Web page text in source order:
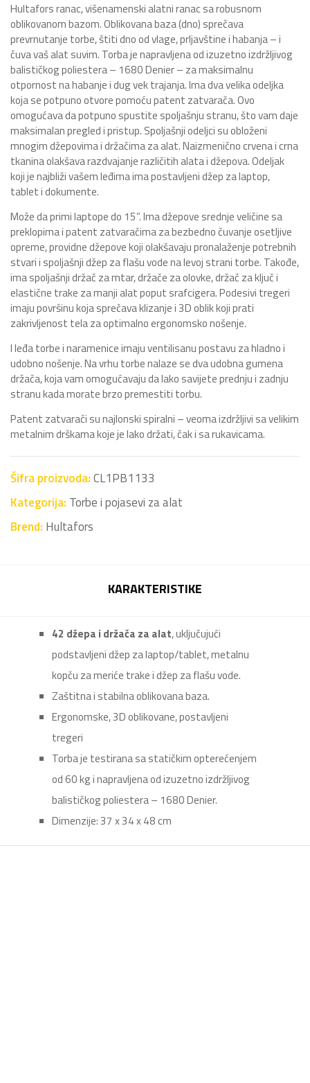
Hultafors ranac, višenamenski alatni ranac sa robusnom
oblikovanom bazom. Oblikovana baza (dno) sprečava
prevrnutanje torbe, štiti dno od vlage, prljavštine i habanja – i
čuva vaš alat suvim. Torba je napravljena od izuzetno izdržljivog
balističkog poliestera – 1680 Denier – za maksimalnu
otpornost na habanje i dug vek trajanja. Ima dva velika odeljka
koja se potpuno otvore pomoću patent zatvarača. Ovo
omogućava da potpuno spustite spoljašnju stranu, što vam daje
maksimalan pregled i pristup. Spoljašnji odeljci su obloženi
mnogim džepovima i držačima za alat. Naizmenično crvena i crna
tkanina olakšava razdvajanje različitih alata i džepova. Odeljak
koji je najbliži vašem leđima ima postavljeni džep za laptop,
tablet i dokumente.
Može da primi laptope do 15”. Ima džepove srednje veličine sa
preklopima i patent zatvaračima za bezbedno čuvanje osetljive
opreme, providne džepove koji olakšavaju pronalaženje potrebnih
stvari i spoljašnji džep za flašu vode na levoj strani torbe. Takođe,
ima spoljašnji držač za mtar, držače za olovke, držač za ključ i
elastične trake za manji alat poput srafcigera. Podesivi tregeri
imaju površinu koja sprečava klizanje i 3D oblik koji prati
zakrivljenost tela za optimalno ergonomsko nošenje.
I leđa torbe i naramenice imaju ventilisanu postavu za hladno i
udobno nošenje. Na vrhu torbe nalaze se dva udobna gumena
držača, koja vam omogućavaju da lako savijete prednju i zadnju
stranu kada morate brzo premestiti torbu.
Patent zatvarači su najlonski spiralni – veoma izdržljivi sa velikim
metalnim drškama koje je lako držati, čak i sa rukavicama.
Šifra proizvoda:CL1PB1133
Kategorija: Torbe i pojasevi za alat
Brend: Hultafors
KARAKTERISTIKE
42 džepa i držača za alat, uključujući
podstavljeni džep za laptop/tablet, metalnu
kopču za meriće trake i džep za flašu vode.
Zaštitna i stabilna oblikovana baza.
Ergonomske, 3D oblikovane, postavljeni
tregeri
Torba je testirana sa statičkim opterećenjem
od 60 kg i napravljena od izuzetno izdržljivog
balističkog poliestera – 1680 Denier.
Dimenzije: 37 x 34 x 48 cm